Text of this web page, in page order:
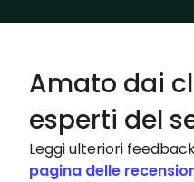
Amato dai
esperti del
Leggi ulteriori
pagina delle